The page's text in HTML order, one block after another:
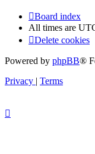
Board index
All times are
Delete cookies
Powered by phpBB®
Privacy | Terms